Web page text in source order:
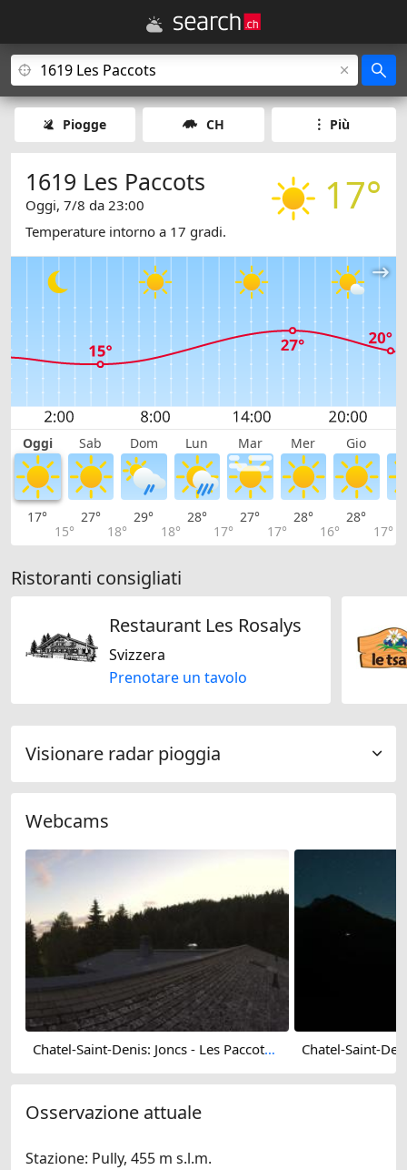
Piogge CH Più
17°
1619 Les Paccots
Oggi, 7/8 da 23:00
Temperature intorno a 17 gradi.
Oggi Sab Dom Lun Mar Mer Gio
17°
15°
27°
18°
29°
18°
28°
17°
27°
17°
28°
16°
28°
17°
Ristoranti consigliati
Restaurant Les Rosalys
Svizzera
Prenotare un tavolo
Visionare radar pioggia
Webcams
Chatel-Saint-Denis: Joncs - Les Paccots - La Veveyse
Osservazione attuale
Stazione: Pully, 455 m s.l.m.